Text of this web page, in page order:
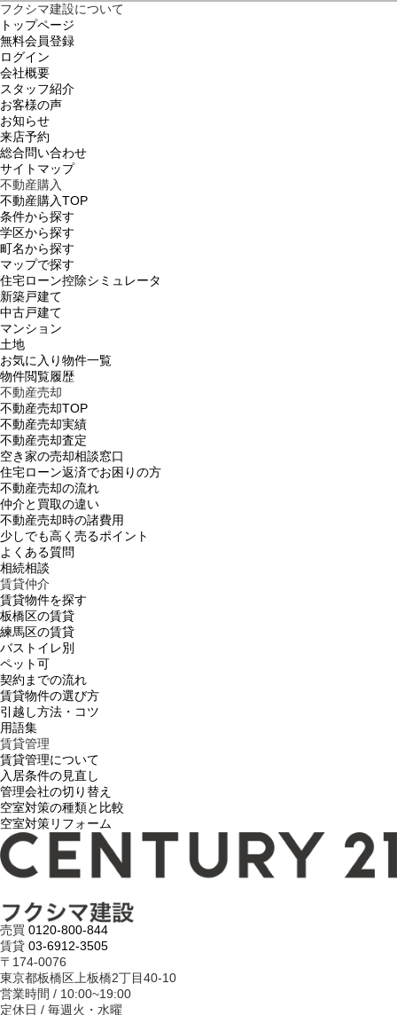
フクシマ建設について
トップページ
無料会員登録
ログイン
会社概要
スタッフ紹介
お客様の声
お知らせ
来店予約
総合問い合わせ
サイトマップ
不動産購入
不動産購入TOP
条件から探す
学区から探す
町名から探す
マップで探す
住宅ローン控除シミュレータ
新築戸建て
中古戸建て
マンション
土地
お気に入り物件一覧
物件閲覧履歴
不動産売却
不動産売却TOP
不動産売却実績
不動産売却査定
空き家の売却相談窓口
住宅ローン返済でお困りの方
不動産売却の流れ
仲介と買取の違い
不動産売却時の諸費用
少しでも高く売るポイント
よくある質問
相続相談
賃貸仲介
賃貸物件を探す
板橋区の賃貸
練馬区の賃貸
バストイレ別
ペット可
契約までの流れ
賃貸物件の選び方
引越し方法・コツ
用語集
賃貸管理
賃貸管理について
入居条件の見直し
管理会社の切り替え
空室対策の種類と比較
空室対策リフォーム
売買 0120-800-844
賃貸 03-6912-3505
〒174-0076
東京都板橋区上板橋2丁目40-10
営業時間 / 10:00~19:00
定休日 / 毎週火・水曜